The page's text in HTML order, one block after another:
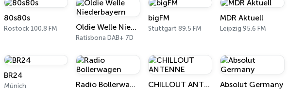
80s80s
Rostock 100.8 FM Oldie Welle Niederbayern
Ratisbona DAB+ 7D
bigFM
Stuttgart 89.5 FM
MDR Aktuell
Leipzig 95.6 FM
BR24
Múnich Radio Bollerwagen CHILLOUT ANTENNE Absolut Germany